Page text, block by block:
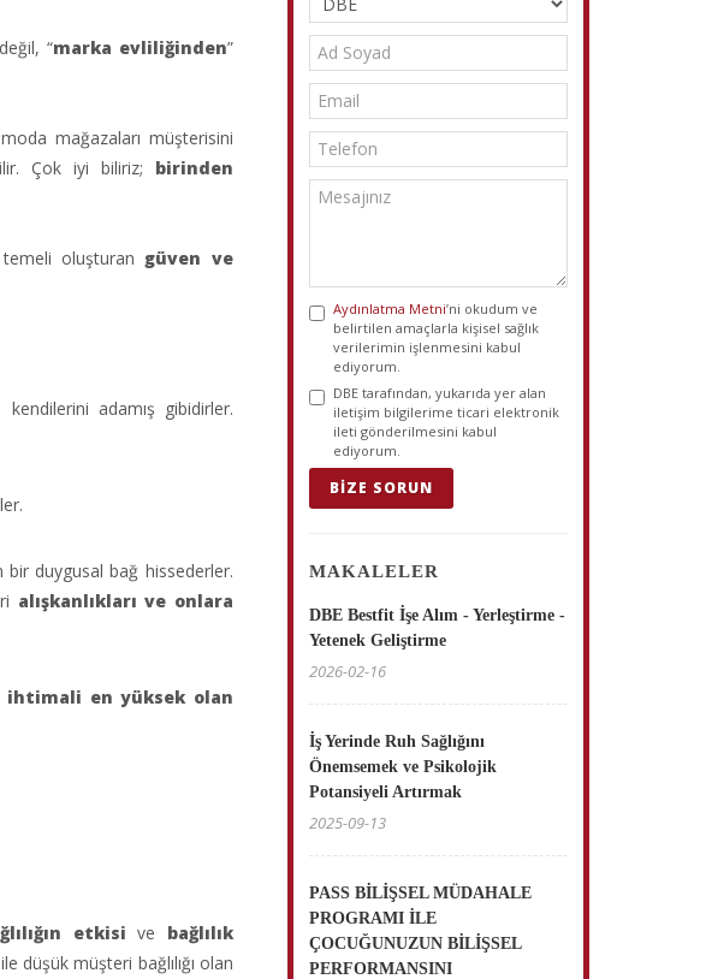
“marka evliliğinden”
mağazaları müşterisini
Çok iyi biliriz; birinden
oluşturan güven ve
adamış gibidirler.
duygusal bağ hissederler.
alışkanlıkları ve onlara
ihtimali en yüksek olan
etkisi ve bağlılık
düşük müşteri bağlılığı olan
Aydınlatma Metni’ni okudum ve
belirtilen amaçlarla kişisel sağlık
verilerimin işlenmesini kabul
ediyorum.
DBE tarafından, yukarıda yer alan
iletişim bilgilerime ticari elektronik
ileti gönderilmesini kabul
ediyorum.
BIZE SORUN
MAKALELER
DBE Bestfit İşe Alım - Yerleştirme -
Yetenek Geliştirme
2026-02-16
İş Yerinde Ruh Sağlığını
Önemsemek ve Psikolojik
Potansiyeli Artırmak
2025-09-13
PASS BİLİŞSEL MÜDAHALE
PROGRAMI İLE
ÇOCUĞUNUZUN BİLİŞSEL
PERFORMANSINI